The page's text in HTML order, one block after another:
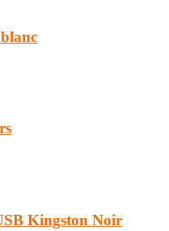
Kingston Noir